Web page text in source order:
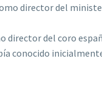
director del
del coro